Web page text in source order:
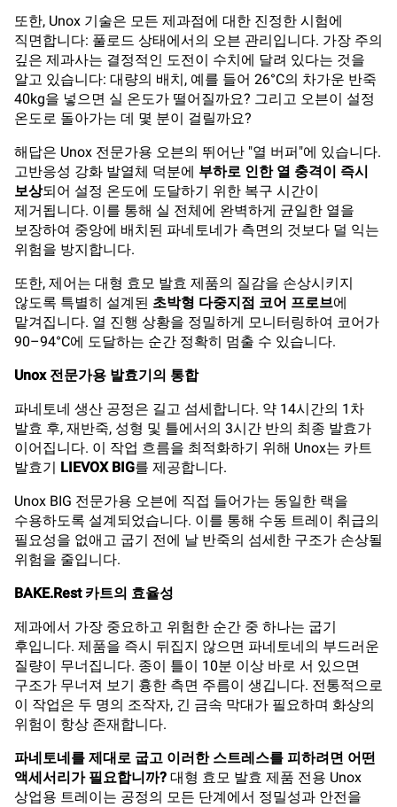
또한, Unox 기술은 모든 제과점에 대한 진정한 시험에
직면합니다: 풀로드 상태에서의 오븐 관리입니다. 가장 주의
깊은 제과사는 결정적인 도전이 수치에 달려 있다는 것을
알고 있습니다: 대량의 배치, 예를 들어 26°C의 차가운 반죽
40kg을 넣으면 실 온도가 떨어질까요? 그리고 오븐이 설정
온도로 돌아가는 데 몇 분이 걸릴까요?
해답은 Unox 전문가용 오븐의 뛰어난 "열 버퍼"에 있습니다.
고반응성 강화 발열체 덕분에 부하로 인한 열 충격이 즉시
보상되어 설정 온도에 도달하기 위한 복구 시간이
제거됩니다. 이를 통해 실 전체에 완벽하게 균일한 열을
보장하여 중앙에 배치된 파네토네가 측면의 것보다 덜 익는
위험을 방지합니다.
또한, 제어는 대형 효모 발효 제품의 질감을 손상시키지
않도록 특별히 설계된 초박형 다중지점 코어 프로브에
맡겨집니다. 열 진행 상황을 정밀하게 모니터링하여 코어가
90–94°C에 도달하는 순간 정확히 멈출 수 있습니다.
Unox 전문가용 발효기의 통합
파네토네 생산 공정은 길고 섬세합니다. 약 14시간의 1차
발효 후, 재반죽, 성형 및 틀에서의 3시간 반의 최종 발효가
이어집니다. 이 작업 흐름을 최적화하기 위해 Unox는 카트
발효기 LIEVOX BIG를 제공합니다.
Unox BIG 전문가용 오븐에 직접 들어가는 동일한 랙을
수용하도록 설계되었습니다. 이를 통해 수동 트레이 취급의
필요성을 없애고 굽기 전에 날 반죽의 섬세한 구조가 손상될
위험을 줄입니다.
BAKE.Rest 카트의 효율성
제과에서 가장 중요하고 위험한 순간 중 하나는 굽기
후입니다. 제품을 즉시 뒤집지 않으면 파네토네의 부드러운
질량이 무너집니다. 종이 틀이 10분 이상 바로 서 있으면
구조가 무너져 보기 흉한 측면 주름이 생깁니다. 전통적으로
이 작업은 두 명의 조작자, 긴 금속 막대가 필요하며 화상의
위험이 항상 존재합니다.
파네토네를 제대로 굽고 이러한 스트레스를 피하려면 어떤
액세서리가 필요합니까? 대형 효모 발효 제품 전용 Unox
상업용 트레이는 공정의 모든 단계에서 정밀성과 안전을